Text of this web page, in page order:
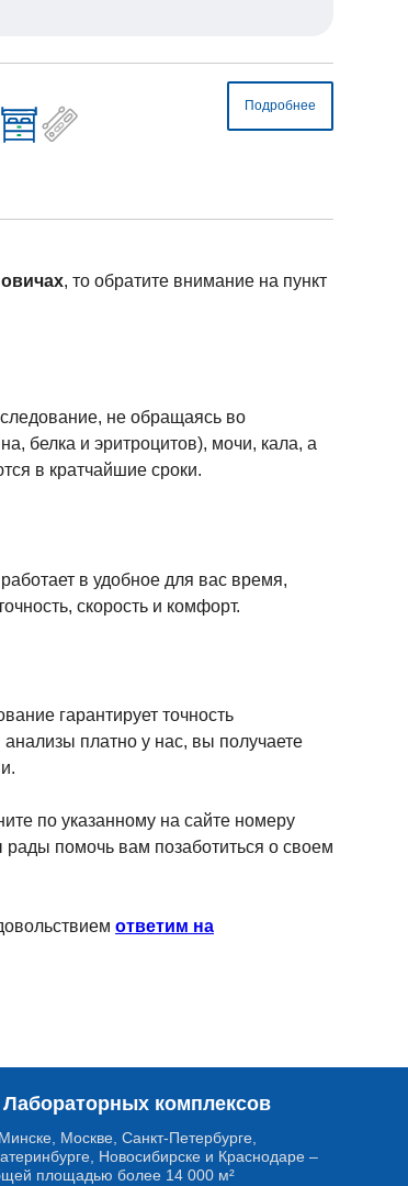
Подробнее
, то обратите внимание на пункт
не обращаясь во
белка и эритроцитов), мочи, кала, а
в кратчайшие сроки.
в удобное для вас время,
скорость и комфорт.
гарантирует точность
платно у нас, вы получаете
по указанному на сайте номеру
помочь вам позаботиться о своем
ответим на
Лабораторных комплексов
Москве, Санкт-Петербурге,
Новосибирске и Краснодаре –
площадью более 14 000 м²